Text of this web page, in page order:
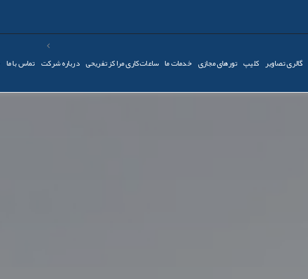
گالری تصاویر کليپ تورهای مجازی خدمات ما ساعات‌کاری مراکز تفریحی درباره شرکت تماس با ما